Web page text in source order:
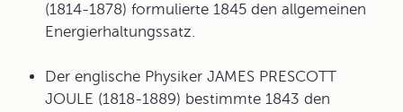
(1814-1878) formulierte 1845 den allgemeinen
Energierhaltungssatz.
Der englische Physiker JAMES PRESCOTT
JOULE (1818-1889) bestimmte 1843 den